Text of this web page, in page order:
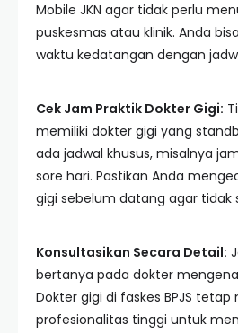
Mobile JKN agar tidak perlu
puskesmas atau klinik. Anda
waktu kedatangan dengan
Cek Jam Praktik Dokter Gigi:
memiliki dokter gigi yang
ada jadwal khusus, misalnya
sore hari. Pastikan Anda
gigi sebelum datang agar tidak
Konsultasikan Secara Detail:
bertanya pada dokter
Dokter gigi di faskes BPJS
profesionalitas tinggi untuk